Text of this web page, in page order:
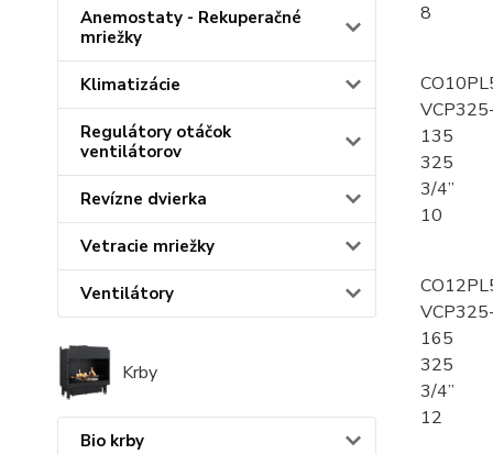
Anemostaty - Rekuperačné
mriežky
Klimatizácie
Regulátory otáčok
ventilátorov
Revízne dvierka
Vetracie mriežky
Ventilátory
Krby
Bio krby
8
135
325
3/4”
10
165
325
3/4”
12